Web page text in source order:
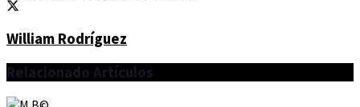
William Rodríguez
Relacionado Artículos